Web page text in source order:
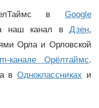
в Google
наш канал вДзен,
Орла и Орловской
канале Орёлтаймс.
вОдноклассниках и